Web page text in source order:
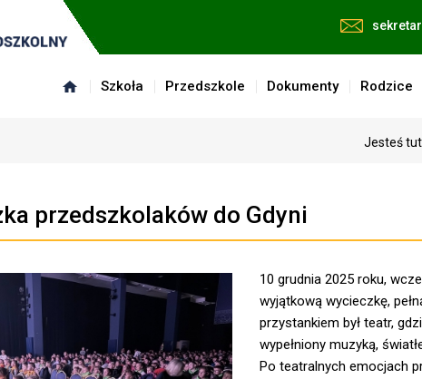
Szkoła Przedszkole Dokumenty Rodzice
Jesteś
przedszkolaków do Gdyni
10 grudnia 2025 roku,
wyjątkową wycieczkę,
przystankiem był teatr,
wypełniony muzyką,
Po teatralnych emocjach